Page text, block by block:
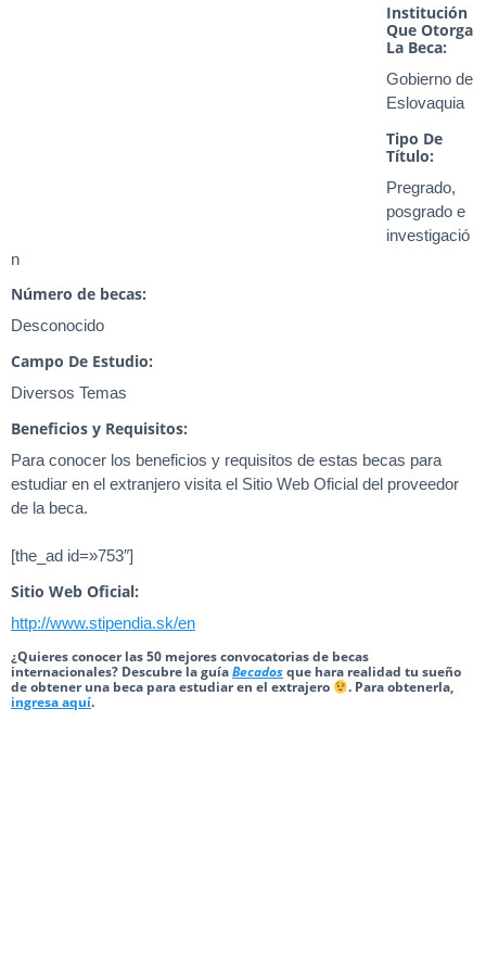
Institución
Que Otorga
La Beca:
Gobierno de
Eslovaquia
Tipo De
Título:
Pregrado,
posgrado e
investigació
n
Número de becas:
Desconocido
Campo De Estudio:
Diversos Temas
Beneficios y Requisitos:
Para conocer los beneficios y requisitos de estas becas para
estudiar en el extranjero visita el Sitio Web Oficial del proveedor
de la beca.
[the_ad id=»753″]
Sitio Web Oficial:
http://www.stipendia.sk/en
¿Quieres conocer las 50 mejores convocatorias de becas
internacionales? Descubre la guíaBecadosque hara realidad tu sueño
de obtener una beca para estudiar en el extrajero
. Para obtenerla,
ingresa aquí.